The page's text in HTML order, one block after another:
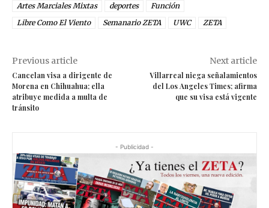
Artes Marciales Mixtas
deportes
Función
Libre Como El Viento
Semanario ZETA UWC ZETA
Previous article
Cancelan visa a dirigente de
Morena en Chihuahua; ella
atribuye medida a multa de
tránsito
Next article
Villarreal niega señalamientos
del Los Angeles Times; afirma
que su visa está vigente
- Publicidad -